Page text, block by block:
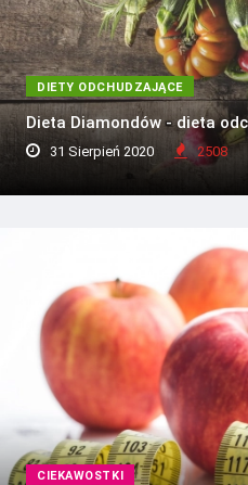
DIETY ODCHUDZAJĄCE
Dieta Diamondów - dieta
31 Sierpień 2020 2508
CIEKAWOSTKI